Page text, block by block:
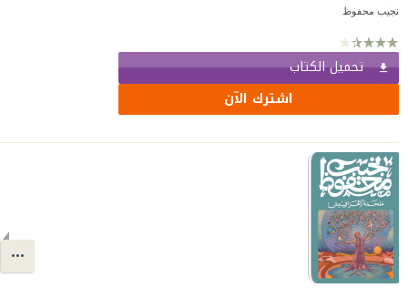
نجيب محفوظ
تحميل الكتاب
اشترك الآن